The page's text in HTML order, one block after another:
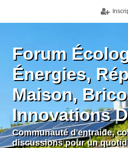
Forum
Énergies,
Maison,
Innovations
Communauté d'entraide,
discussions pour un